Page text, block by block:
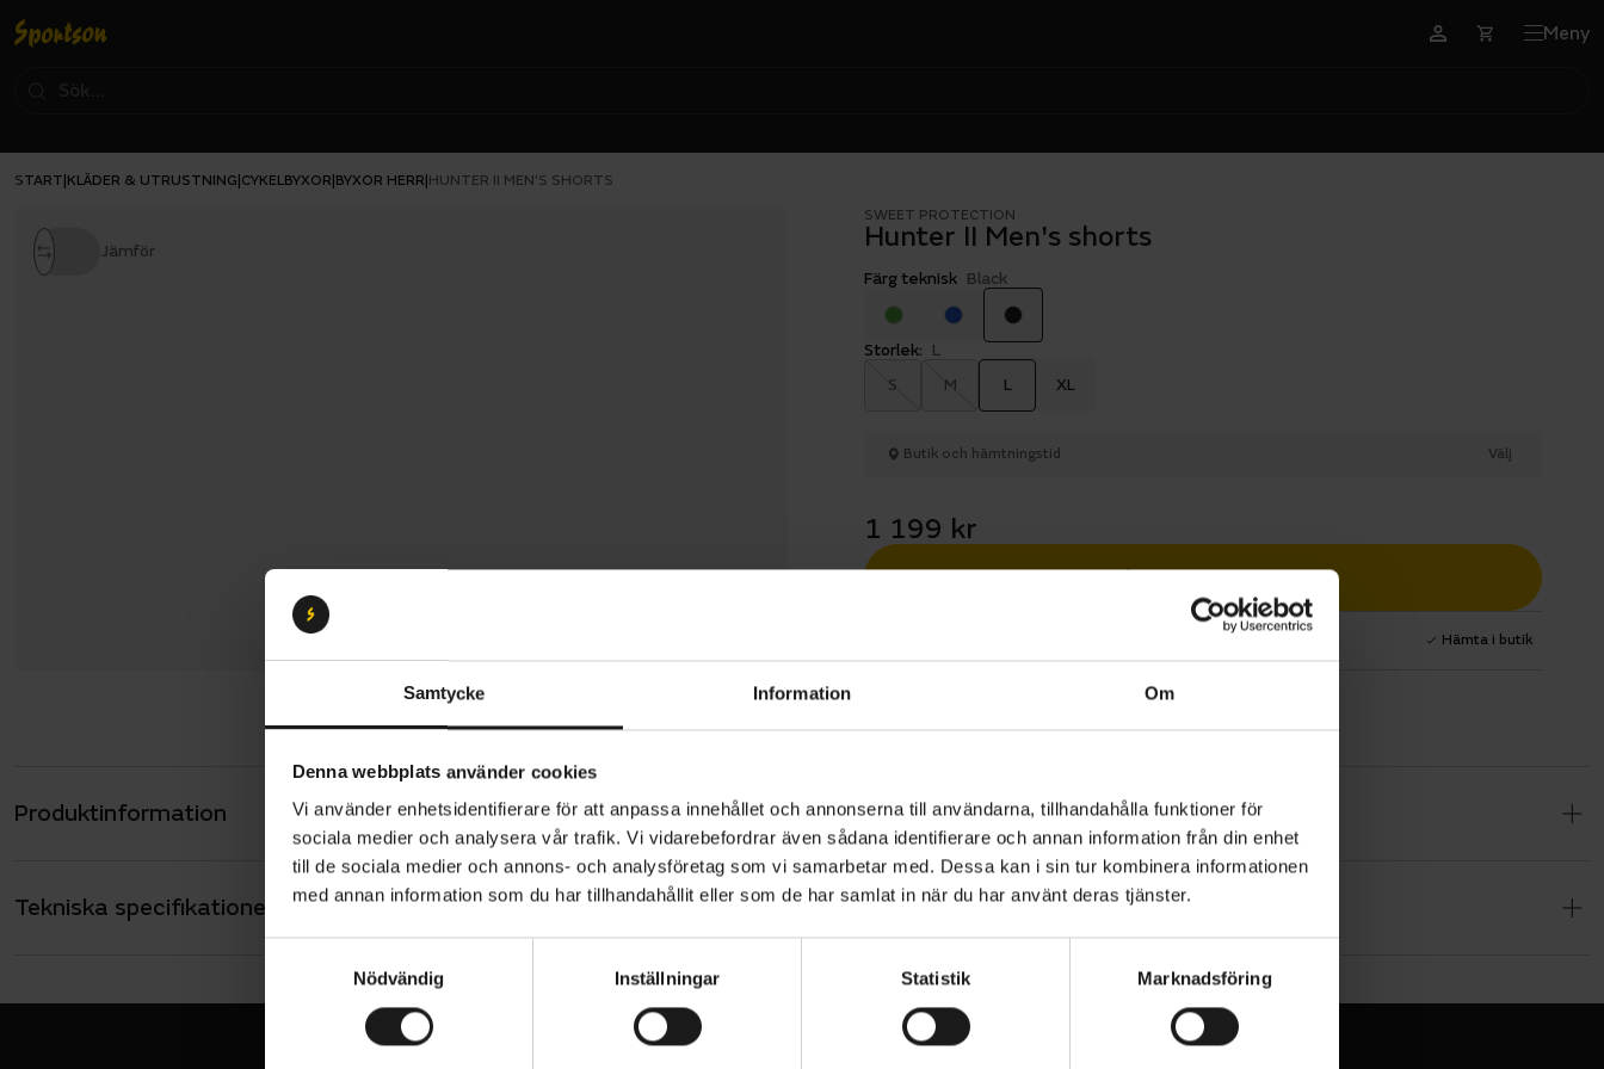
Samtycke Information Om
Denna webbplats använder cookies
Vi använder enhetsidentifierare för att anpassa innehållet och annonserna till användarna, tillhandahålla funktioner för
sociala medier och analysera vår trafik. Vi vidarebefordrar även sådana identifierare och annan information från din enhet
till de sociala medier och annons- och analysföretag som vi samarbetar med. Dessa kan i sin tur kombinera informationen
med annan information som du har tillhandahållit eller som de har samlat in när du har använt deras tjänster.
m
Nödvändig Inställningar Statistik Marknadsföring
Meny
START KLÄDER & UTRUSTNING CYKELBYXOR BYXOR HERR HUNTER II MEN'S SHORTS
Jämför
SWEET PROTECTION
Hunter II Men's shorts
Färg teknisk Black
Storlek: L
S
M L XL
Butik och hämtningstid Välj
1 199 kr
Lägg i varukorg
Hämta i butik
Produktinformation
Sweet Protection Hunter Shorts II är sydda för att följa ditt rörelsemönster, med
ett stretchigt material, genomtänkt knäkonstruktion och en ergonomisk
passform. Shortsen är designade för att passa tillsammans med knäskydd.
Ergonomiska linjer
Innerficka i nät för mobilen
Tekniska specifikationer Allmänt
False Sweet Protection